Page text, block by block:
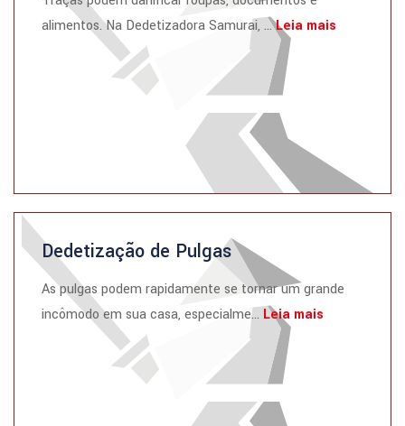
alimentos. Na Dedetizadora Samurai, ...Leia mais
Dedetização de Pulgas
As pulgas podem rapidamente se tornar um grande
incômodo em sua casa, especialme... Leia mais